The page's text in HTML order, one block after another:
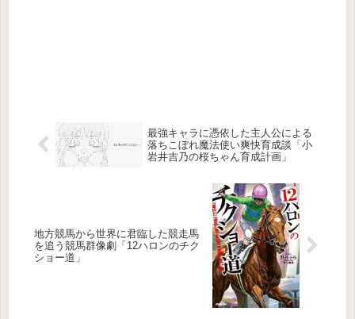
最強キャラに憑依した主人公による
落ちこぼれ魔法使い爽快育成談「小
岩井吉乃の桜ちゃん育成計画」
地方競馬から世界に君臨した競走馬
を追う競馬群像劇「12ハロンのチク
ショー道」